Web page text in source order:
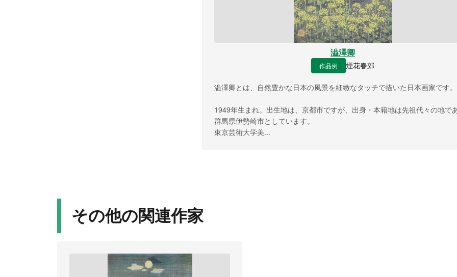
澁澤卿
作品例 煙花春郊
澁澤卿とは、自然豊かな日本の風景を細緻なタッチで描いた日本画家です。
1949年生まれ。出生地は、京都市ですが、出身・本籍地は先祖代々の地で
群馬県伊勢崎市としています。
東京芸術大学美...
その他の関連作家